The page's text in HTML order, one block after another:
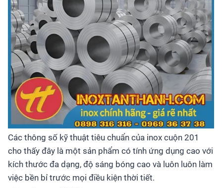
Các thông số kỹ thuật tiêu chuẩn của inox cuộn 201
cho thấy đây là một sản phẩm có tính ứng dụng cao với
kích thước đa dạng, độ sáng bóng cao và luôn luôn làm
việc bền bỉ trước mọi điều kiện thời tiết.